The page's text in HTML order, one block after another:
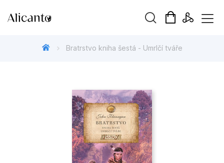
Připravujeme
Bratrstvo kniha šestá - Umrlčí tváře